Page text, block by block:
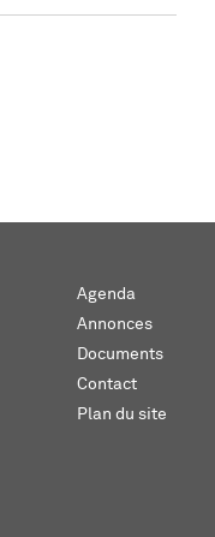
Agenda
Annonces
Documents
Contact
Plan du site